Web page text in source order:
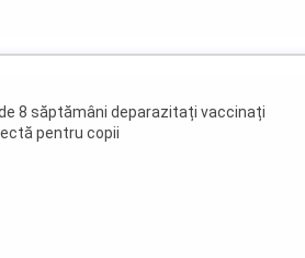
8 săptămâni deparazitați vaccinați
pentru copii